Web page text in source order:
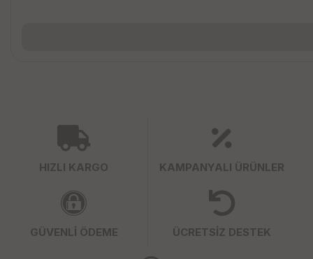
HIZLI KARGO KAMPANYALI ÜRÜNLER
GÜVENLİ ÖDEME ÜCRETSİZ DESTEK